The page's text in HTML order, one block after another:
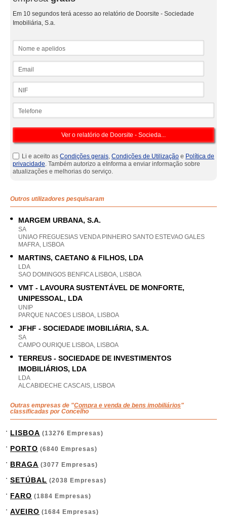
Em 10 segundos terá acesso ao relatório de Doorsite - Sociedade
Imobiliária, S.a.
Li e aceito as Condições gerais, Condições de Utilização e Política de
privacidade. Também autorizo a eInforma a enviar informação sobre
atualizações e melhorias do serviço.
Outros utilizadores pesquisaram
MARGEM URBANA, S.A.
SA
UNIAO FREGUESIAS VENDA PINHEIRO SANTO ESTEVAO GALES
MAFRA, LISBOA
MARTINS, CAETANO & FILHOS, LDA
LDA
SAO DOMINGOS BENFICA LISBOA, LISBOA
VMT - LAVOURA SUSTENTÁVEL DE MONFORTE,
UNIPESSOAL, LDA
UNIP
PARQUE NACOES LISBOA, LISBOA
JFHF - SOCIEDADE IMOBILIÁRIA, S.A.
SA
CAMPO OURIQUE LISBOA, LISBOA
TERREUS - SOCIEDADE DE INVESTIMENTOS
IMOBILIÁRIOS, LDA
LDA
ALCABIDECHE CASCAIS, LISBOA
Outras empresas de "Compra e venda de bens imobiliários"
classificadas por Concelho
LISBOA (13276 Empresas)
PORTO (6840 Empresas)
BRAGA (3077 Empresas)
SETÚBAL (2038 Empresas)
FARO (1884 Empresas)
AVEIRO (1684 Empresas)